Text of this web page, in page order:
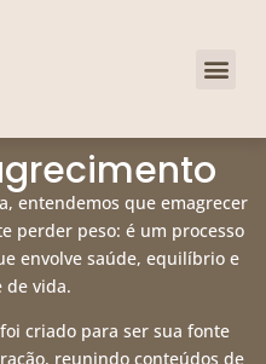
entendemos que emagrecer
perder peso: é um processo
envolve saúde, equilíbrio e
de vida.
criado para ser sua fonte
reunindo conteúdos de